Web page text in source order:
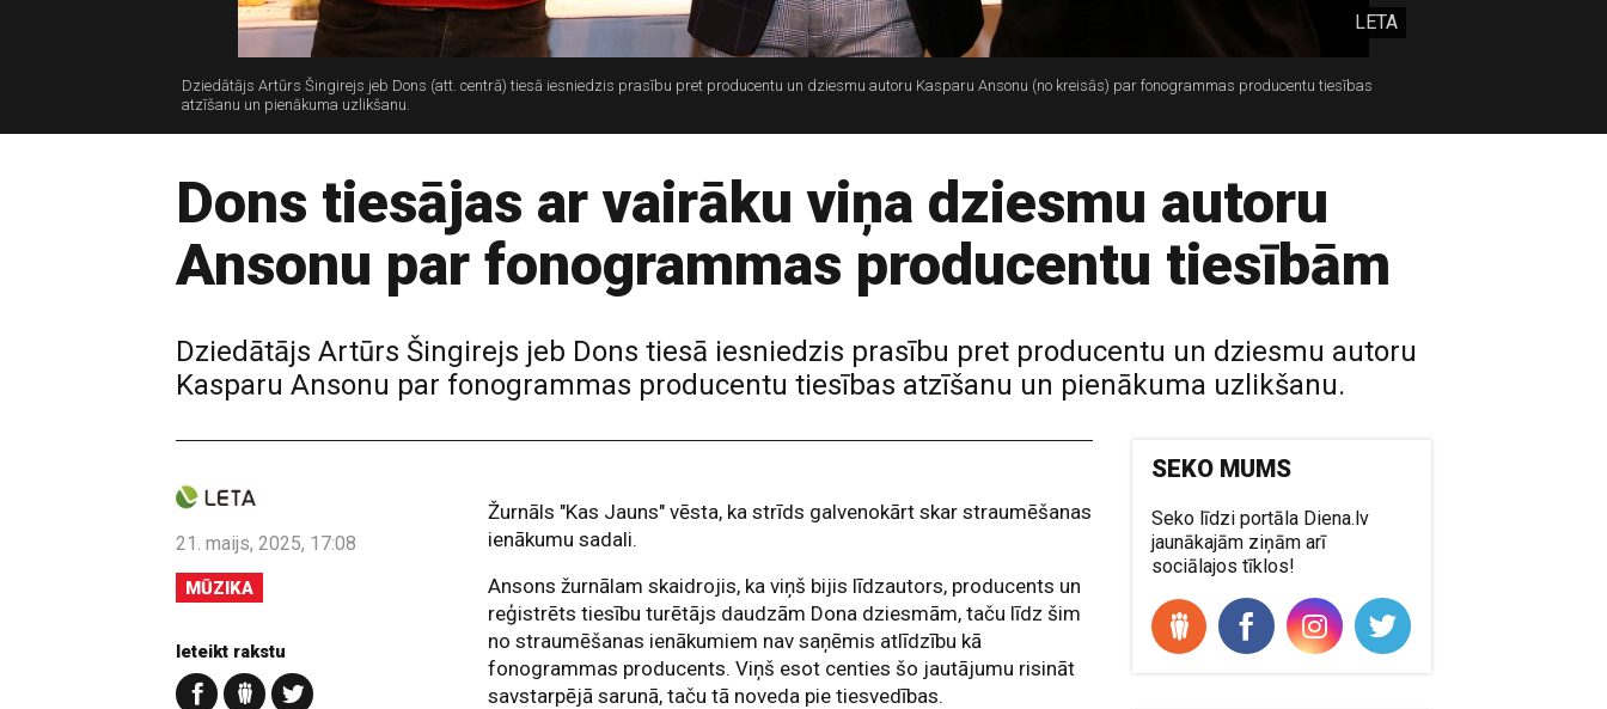
LETA
Dziedātājs Artūrs Šingirejs jeb Dons (att. centrā) tiesā iesniedzis prasību pret producentu un dziesmu autoru Kasparu Ansonu (no kreisās) par fonogrammas producentu tiesības
atzīšanu un pienākuma uzlikšanu.
Dons tiesājas ar vairāku viņa dziesmu autoru
Ansonu par fonogrammas producentu tiesībām
Dziedātājs Artūrs Šingirejs jeb Dons tiesā iesniedzis prasību pret producentu un dziesmu autoru
Kasparu Ansonu par fonogrammas producentu tiesības atzīšanu un pienākuma uzlikšanu.
21. maijs, 2025, 17:08
MŪZIKA
Ieteikt rakstu
Žurnāls "Kas Jauns" vēsta, ka strīds galvenokārt skar straumēšanas
ienākumu sadali.
Ansons žurnālam skaidrojis, ka viņš bijis līdzautors, producents un
reģistrēts tiesību turētājs daudzām Dona dziesmām, taču līdz šim
no straumēšanas ienākumiem nav saņēmis atlīdzību kā
fonogrammas producents. Viņš esot centies šo jautājumu risināt
savstarpējā sarunā, taču tā noveda pie tiesvedības.
SEKO MUMS
Seko līdzi portāla Diena.lv
jaunākajām ziņām arī
sociālajos tīklos!